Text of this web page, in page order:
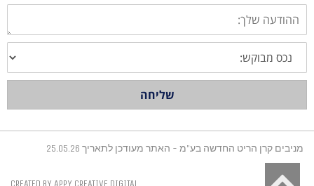
ההודעה
שלך:
בחירת
נכס
שליחה
מניבים קרן הריט החדשה בע"מ - האתר מעודכן לתאריך 25.05.26
CREATED BY APPY CREATIVE DIGITAL